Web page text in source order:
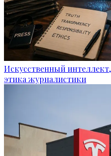
Искусственный
этика журналистики